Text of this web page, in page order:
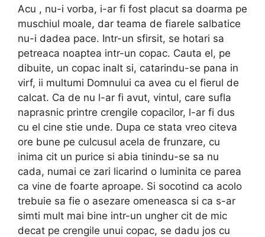
Acu , nu-i vorba, i-ar fi fost placut sa doarma pe
muschiul moale, dar teama de fiarele salbatice
nu-i dadea pace. Intr-un sfirsit, se hotari sa
petreaca noaptea intr-un copac. Cauta el, pe
dibuite, un copac inalt si, catarindu-se pana in
virf, ii multumi Domnului ca avea cu el fierul de
calcat. Ca de nu l-ar fi avut, vintul, care sufla
naprasnic printre cren­gile copacilor, l-ar fi dus
cu el cine stie unde. Dupa ce stata vreo citeva
ore bune pe culcusul acela de frunzare, cu
inima cit un purice si abia tinindu-se sa nu
cada, numai ce zari licarind o luminita ce parea
ca vine de foarte aproape. Si socotind ca acolo
trebuie sa fie o ase­zare omeneasca si ca s-ar
simti mult mai bine intr-un ungher cit de mic
decat pe crengile unui copac, se dadu jos cu